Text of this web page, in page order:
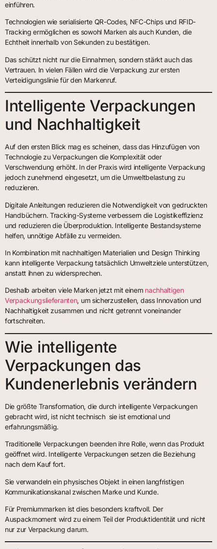
einführen.
Technologien wie serialisierte QR-Codes, NFC-Chips und RFID-
Tracking ermöglichen es sowohl Marken als auch Kunden, die
Echtheit innerhalb von Sekunden zu bestätigen.
Das schützt nicht nur die Einnahmen, sondern stärkt auch das
Vertrauen. In vielen Fällen wird die Verpackung zur ersten
Verteidigungslinie für den Markenruf.
Intelligente Verpackungen
und Nachhaltigkeit
Auf den ersten Blick mag es scheinen, dass das Hinzufügen von
Technologie zu Verpackungen die Komplexität oder
Verschwendung erhöht. In der Praxis wird intelligente Verpackung
jedoch zunehmend eingesetzt, um die Umweltbelastung zu
reduzieren.
Digitale Anleitungen reduzieren die Notwendigkeit von gedruckten
Handbüchern. Tracking-Systeme verbessern die Logistikeffizienz
und reduzieren die Überproduktion. Intelligente Bestandsysteme
helfen, unnötige Abfälle zu vermeiden.
In Kombination mit nachhaltigen Materialien und Design Thinking
kann intelligente Verpackung tatsächlich Umweltziele unterstützen,
anstatt ihnen zu widersprechen.
Deshalb arbeiten viele Marken jetzt mit einem nachhaltigen
Verpackungslieferanten, um sicherzustellen, dass Innovation und
Nachhaltigkeit zusammen und nicht getrennt voneinander
fortschreiten.
Wie intelligente
Verpackungen das
Kundenerlebnis verändern
Die größte Transformation, die durch intelligente Verpackungen
gebracht wird, ist nicht technisch  sie ist emotional und
erfahrungsmäßig.
Traditionelle Verpackungen beenden ihre Rolle, wenn das Produkt
geöffnet wird. Intelligente Verpackungen setzen die Beziehung
nach dem Kauf fort.
Sie verwandeln ein physisches Objekt in einen langfristigen
Kommunikationskanal zwischen Marke und Kunde.
Für Premiummarken ist dies besonders kraftvoll. Der
Auspackmoment wird zu einem Teil der Produktidentität und nicht
nur zur Verpackung darum.